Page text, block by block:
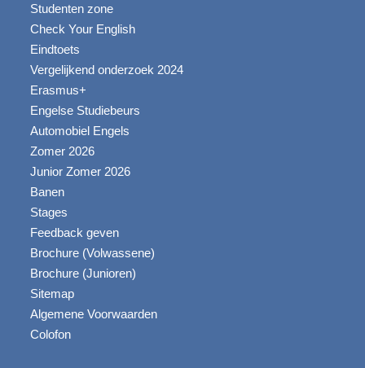
Studenten zone
Check Your English
Eindtoets
Vergelijkend onderzoek 2024
Erasmus+
Engelse Studiebeurs
Automobiel Engels
Zomer 2026
Junior Zomer 2026
Banen
Stages
Feedback geven
Brochure (Volwassene)
Brochure (Junioren)
Sitemap
Algemene Voorwaarden
Colofon